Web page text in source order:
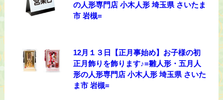
の人形専門店 小木人形 埼玉県 さいたま
市 岩槻=
12月１３日【正月事始め】お子様の初
正月飾りを飾ります♪=雛人形・五月人
形の人形専門店 小木人形 埼玉県 さいた
ま市 岩槻=